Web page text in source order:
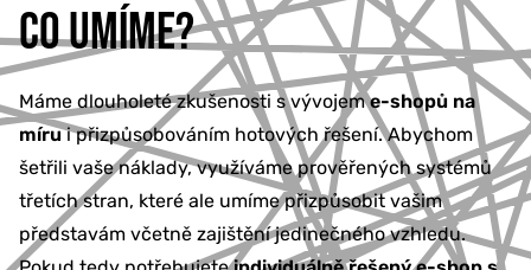
CO UMÍME?
Máme dlouholeté zkušenosti s vývojeme-shopů na
mírui přizpůsobováním hotových řešení. Abychom
šetřili vaše náklady, využíváme prověřených systémů
třetích stran, které ale umíme přizpůsobit vašim
představám včetně zajištění jedinečného vzhledu.